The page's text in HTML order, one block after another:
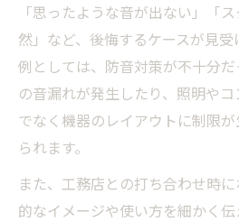
失敗しない工務店の選
方
工務店ホームシアター
ント
工務店で理想のシアタ
秘訣
「思ったような音が出ない」「
然」など、後悔するケースが見
例としては、防音対策が不十分
の音漏れが発生したり、照明や
でなく機器のレイアウトに制限
られます。
また、工務店との打ち合わせ時
的なイメージや使い方を細かく